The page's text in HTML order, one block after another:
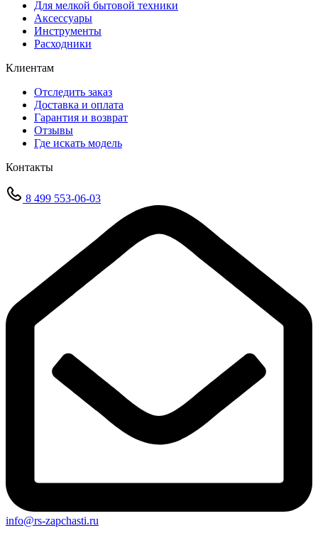
Для мелкой бытовой техники
Аксессуары
Инструменты
Расходники
Клиентам
Отследить заказ
Доставка и оплата
Гарантия и возврат
Отзывы
Где искать модель
Контакты
8 499 553-06-03
info@rs-zapchasti.ru